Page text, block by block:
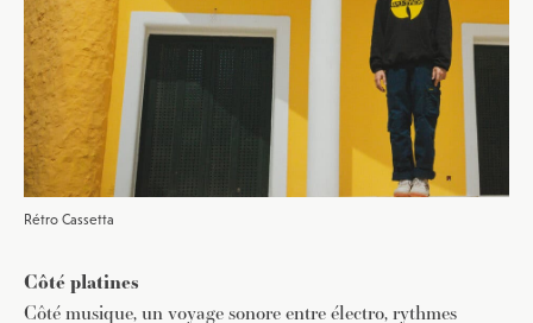
Rétro Cassetta
Côté platines
Côté musique, un voyage sonore entre électro, rythmes